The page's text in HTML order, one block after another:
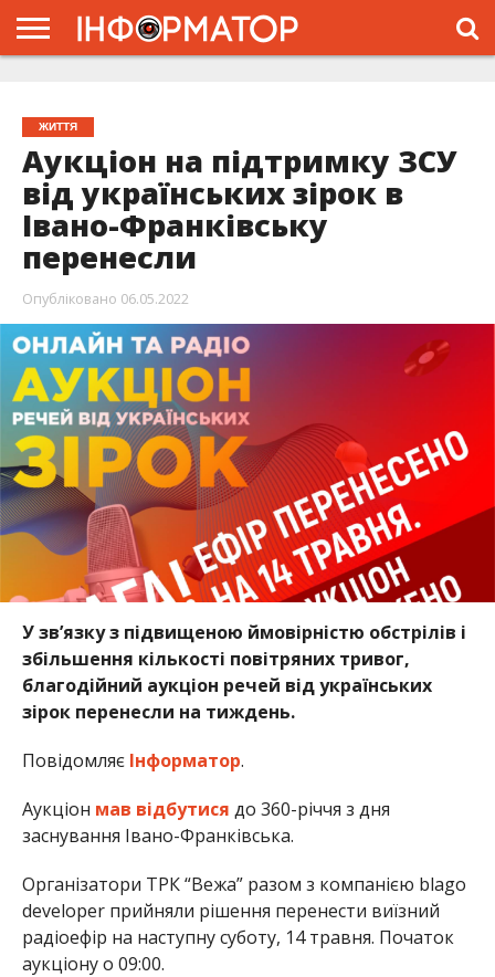
ЖИТТЯ
Аукціон на підтримку ЗСУ
від українських зірок в
Івано-Франківську
перенесли
Опубліковано 06.05.2022
У зв’язку з підвищеною ймовірністю обстрілів і
збільшення кількості повітряних тривог,
благодійний аукціон речей від українських
зірок перенесли на тиждень.
Повідомляє Інформатор.
Аукціон мав відбутися до 360-річчя з дня
заснування Івано-Франківська.
Організатори ТРК “Вежа” разом з компанією blago
developer прийняли рішення перенести виїзний
радіоефір на наступну суботу, 14 травня. Початок
аукціону о 09:00.